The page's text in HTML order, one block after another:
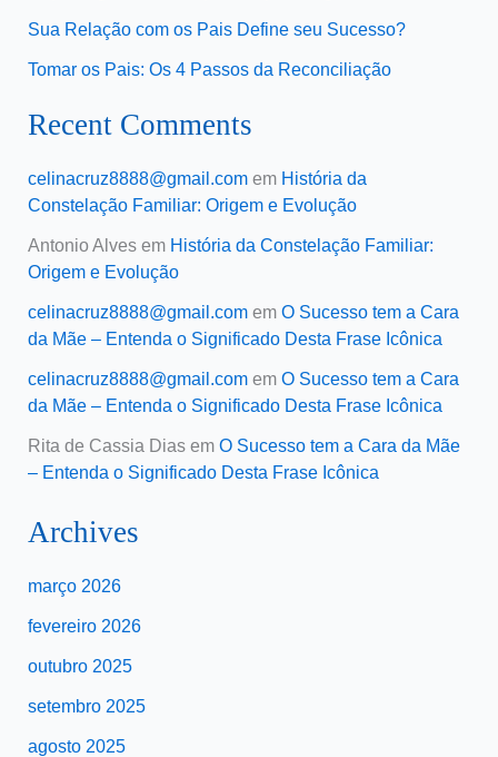
Sua Relação com os Pais Define seu Sucesso?
Tomar os Pais: Os 4 Passos da Reconciliação
Recent Comments
celinacruz8888@gmail.comem História da
Constelação Familiar: Origem e Evolução
Antonio Alvesem História da Constelação Familiar:
Origem e Evolução
celinacruz8888@gmail.comem O Sucesso tem a Cara
da Mãe – Entenda o Significado Desta Frase Icônica
celinacruz8888@gmail.comem O Sucesso tem a Cara
da Mãe – Entenda o Significado Desta Frase Icônica
Rita de Cassia Diasem O Sucesso tem a Cara da Mãe
– Entenda o Significado Desta Frase Icônica
Archives
março 2026
fevereiro 2026
outubro 2025
setembro 2025
agosto 2025